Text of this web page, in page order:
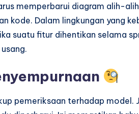
memperbarui diagram alih-
kode. Dalam lingkungan yang
suatu fitur dihentikan selama
pemeriksaan terhadap model.